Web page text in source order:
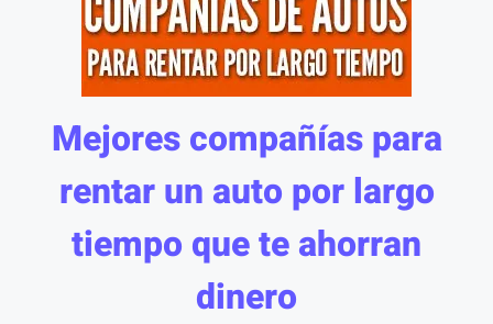
Mejores compañías para
rentar un auto por largo
tiempo que te ahorran
dinero